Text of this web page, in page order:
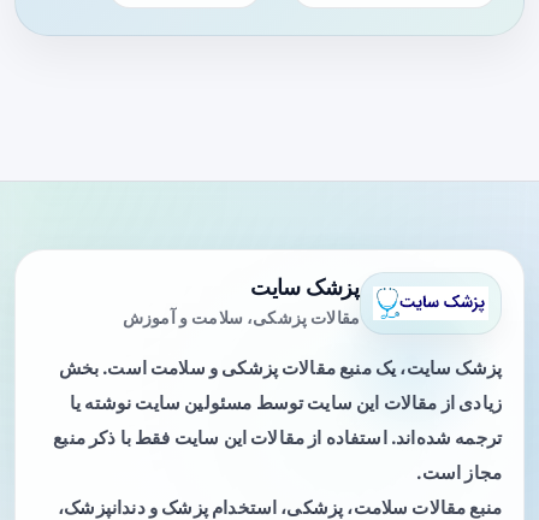
پزشک سایت
مقالات پزشکی، سلامت و آموزش
پزشک سایت، یک منبع مقالات پزشکی و سلامت است. بخش
زیادی از مقالات این سایت توسط مسئولین سایت نوشته یا
ترجمه شده‌اند. استفاده از مقالات این سایت فقط با ذکر منبع
مجاز است.
منبع مقالات سلامت، پزشکی، استخدام پزشک و دندانپزشک،